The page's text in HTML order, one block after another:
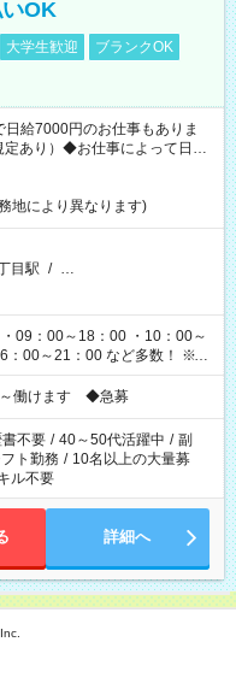
OK
大学生歓迎
ブランクOK
給7000円のお仕事もありま
あり）◆お仕事によって日給
地により異なります)
目駅 / …
09：00～18：00 ・10：00～
00 など多数！ ※お
働けます ◆急募
書不要 / 40～50代活躍中 / 副
ト勤務 / 10名以上の大量募
ル不要
詳細へ